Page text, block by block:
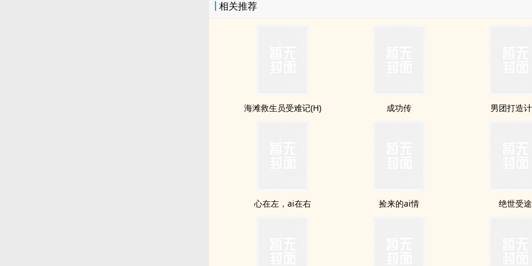
相关推荐
海滩救生员受难记(H) 成功传 男团打造
心在左，ai在右 捡来的ai情 绝世受途